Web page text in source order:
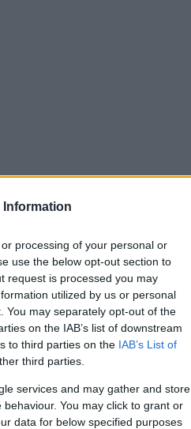
Information
processing of your personal or
use the below opt-out section to
request is processed you may
utilized by us or personal
You may separately opt-out of the
on the IAB’s list of downstream
to third parties on the IAB’s List of
third parties.
services and may gather and store
You may click to grant or
data for below specified purposes